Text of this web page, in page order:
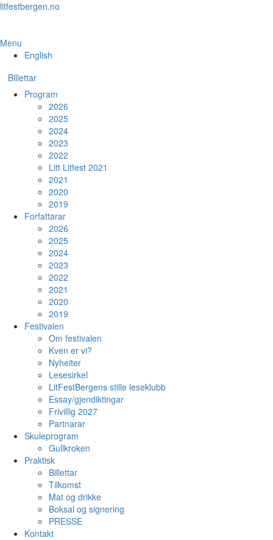
Skip
content
litfestbergen.no
Menu
English
Billettar
Program
2026
2025
2024
2023
2022
Litt Litfest 2021
2021
2020
2019
Forfattarar
2026
2025
2024
2023
2022
2021
2020
2019
Festivalen
Om festivalen
Kven er vi?
Nyheiter
Lesesirkel
LitFestBergens stille leseklubb
Essay/gjendiktingar
Frivillig 2027
Partnarar
Skuleprogram
Gullkroken
Praktisk
Billettar
Tilkomst
Mat og drikke
Boksal og signering
PRESSE
Kontakt